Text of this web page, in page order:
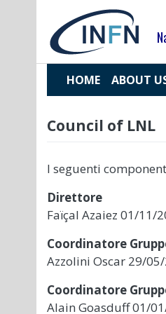
HOME ABOUT
Council of LNL
I seguenti
Direttore
Faïçal Azaiez 01/11/
Coordinatore
Azzolini Oscar 29/
Coordinatore
Alain Goasduff 01/